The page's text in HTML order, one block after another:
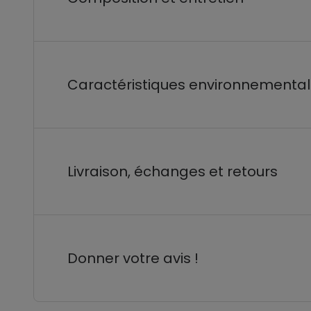
Caractéristiques
Livraison, échanges et retours
Donner votre avis !